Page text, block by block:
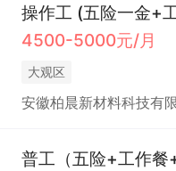
操作工 (五险一金+
4500-5000元/月
大观区
安徽柏晨新材料科技有限
普工（五险+工作餐